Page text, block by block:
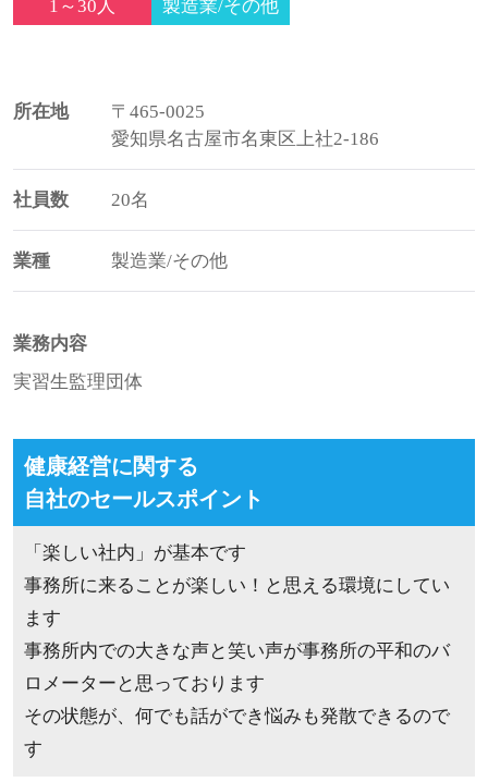
1～30人 製造業/その他
所在地
〒465-0025
愛知県名古屋市名東区上社2-186
社員数 20名
業種 製造業/その他
業務内容
実習生監理団体
健康経営に関する
自社のセールスポイント
「楽しい社内」が基本です
事務所に来ることが楽しい！と思える環境にしてい
ます
事務所内での大きな声と笑い声が事務所の平和のバ
ロメーターと思っております
その状態が、何でも話ができ悩みも発散できるので
す